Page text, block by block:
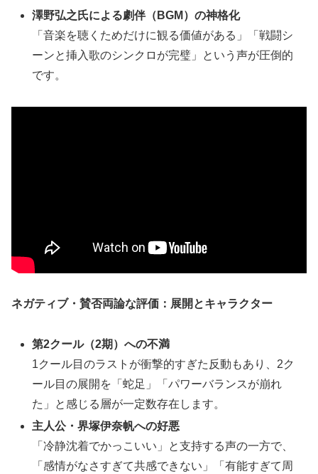
澤野弘之氏による劇伴（BGM）の神格化
「音楽を聴くためだけに観る価値がある」「戦闘シ
ーンと挿入歌のシンクロが完璧」という声が圧倒的
です。
ネガティブ・賛否両論な評価：展開とキャラクター
第2クール（2期）への不満
1クール目のラストが衝撃的すぎた反動もあり、2ク
ール目の展開を「蛇足」「パワーバランスが崩れ
た」と感じる層が一定数存在します。
主人公・界塚伊奈帆への好悪
「冷静沈着でかっこいい」と支持する声の一方で、
「感情がなさすぎて共感できない」「有能すぎて周